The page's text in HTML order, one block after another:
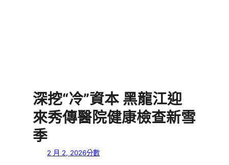
深挖“冷”資本 黑龍江迎
來秀傳醫院健康檢查新雪
季
2 月 2, 2026分數